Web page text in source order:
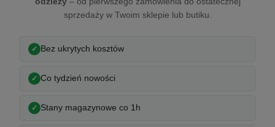
sprzedaży w Twoim sklepie lub butiku.
Bez ukrytych kosztów
Co tydzień nowości
Stany magazynowe co 1h